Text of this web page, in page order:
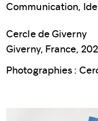
Communication,
Cercle de Giverny
Giverny, France,
Photographies :